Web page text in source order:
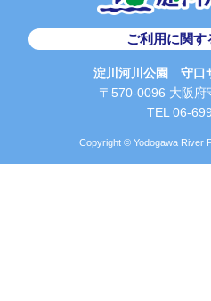
ご利用に関す
淀川河川公園 守口
〒570-0096 大阪府
TEL 06-
Copyright © Yodogawa River